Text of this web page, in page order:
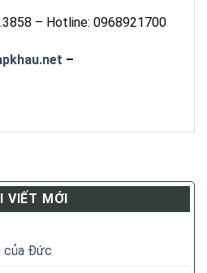
– Hotline: 0968921700
–
VIẾT MỚI
của Đức